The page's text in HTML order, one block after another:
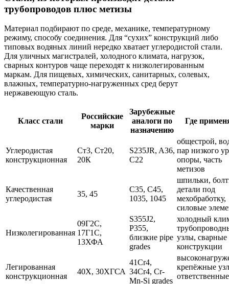
трубопроводов плюс метизы
Материал подбирают по среде, механике, температурному
режиму, способу соединения. Для “сухих” конструкций либо
типовых водяных линий нередко хватает углеродистой стали.
Для уличных магистралей, холодного климата, нагрузок,
сварных контуров чаще переходят к низколегированным
маркам. Для пищевых, химических, санитарных, солевых,
влажных, температурно-нагруженных сред берут
нержавеющую сталь.
Класс стали
Российские
марки
Зарубежные
аналоги по
назначению
Где
Углеродистая
конструкционная
Ст3, Ст20,
20К
S235JR, A36,
C22
общестрой,
пар низкого
опоры, часть
метизов
Качественная
углеродистая
35, 45
C35, C45,
1035, 1045
шпильки,
детали под
мехобработку,
силовые
Низколегированная
09Г2С,
17Г1С,
13ХФА
S355J2,
P355,
близкие pipe
grades
холодный
узлы, сварные
конструкции
Легированная
конструкционная
40Х, 30ХГСА
41Cr4,
34Cr4, Cr-
Mn-Si grades
крепёжные
ответственные